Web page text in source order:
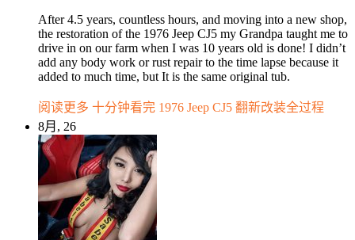
After 4.5 years, countless hours, and moving into a new shop,
the restoration of the 1976 Jeep CJ5 my Grandpa taught me to
drive in on our farm when I was 10 years old is done! I didn’t
add any body work or rust repair to the time lapse because it
added to much time, but It is the same original tub.
阅读更多 十分钟看完 1976 Jeep CJ5 翻新改装全过程
8月, 26